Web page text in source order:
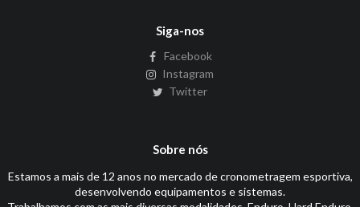
Siga-nos
Facebook
Instagram
Twitter
Sobre nós
Estamos a mais de 12 anos no mercado de cronometragem esportiva,
desenvolvendo equipamentos e sistemas.